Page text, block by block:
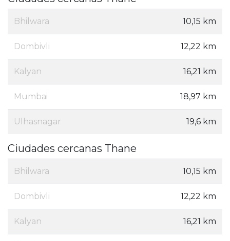
Bhilwara 10,15 km
Dombivli 12,22 km
Kalyan 16,21 km
Mumbai 18,97 km
Ulhasnagar 19,6 km
Ciudades cercanas Thane
Bhilwara 10,15 km
Dombivli 12,22 km
Kalyan 16,21 km